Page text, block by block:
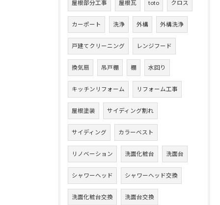
屋根部分工事 屋根瓦 toto クロス
カーポート 洗浄 外構 外構洗浄
戸建てクリーニング レンジフード
換気扇 吊戸棚 棚 水回り
キッチンリフォーム リフォーム工事
屋根塗装 サイディング割れ
サイディング カラーベスト
リノベーション 洗面化粧台 洗面台
シャワーヘッド シャワーヘッド交換
洗面化粧台交換 洗面台交換